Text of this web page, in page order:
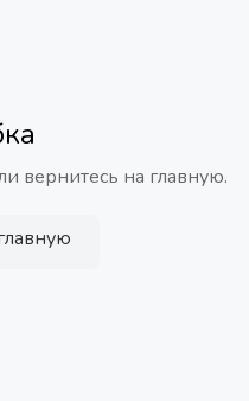
вернитесь на главную.